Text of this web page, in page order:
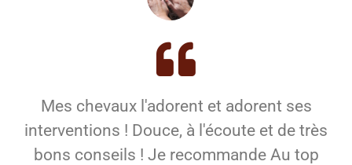
Mes chevaux l'adorent et adorent ses
interventions ! Douce, à l'écoute et de très
bons conseils ! Je recommande Au top